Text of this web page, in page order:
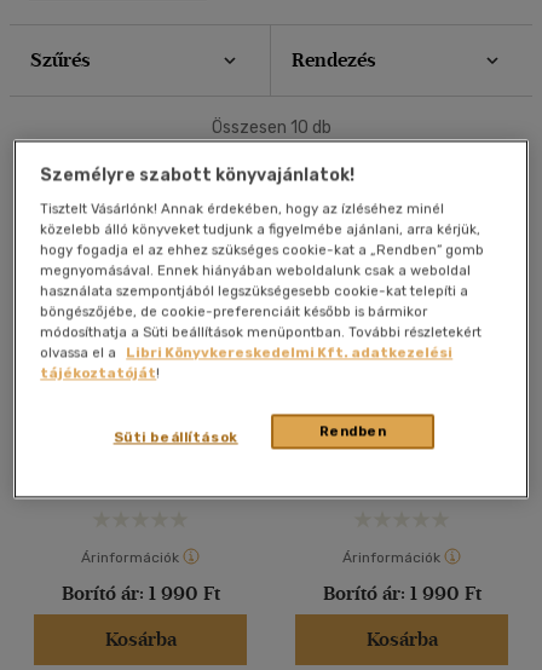
Ár szerint
Korosztály szerint
Gyermek (2)
3 - 6 év(1)
mind(1)
Ifjúsági (1)
mind(1)
Felnőtt (1)
Szűrés Rendezés
Alkalmaz
Összesen 10 db
Horváth Ágnes
Árinformációk
Borító ár: 1 990 Ft
Kosárba
Horváth Ágnes
Árinformációk
Borító ár: 1 990 Ft
Kosárba
Személyre szabott könyvajánlatok!
Tisztelt Vásárlónk! Annak érdekében, hogy az ízléséhez minél
közelebb álló könyveket tudjunk a figyelmébe ajánlani, arra kérjük,
hogy fogadja el az ehhez szükséges cookie-kat a „Rendben” gomb
megnyomásával. Ennek hiányában weboldalunk csak a weboldal
használata szempontjából legszükségesebb cookie-kat telepíti a
böngészőjébe, de cookie-preferenciáit később is bármikor
módosíthatja a Süti beállítások menüpontban. További részletekért
olvassa el a
Libri Könyvkereskedelmi Kft. adatkezelési
tájékoztatóját!
Rendben
Süti beállítások